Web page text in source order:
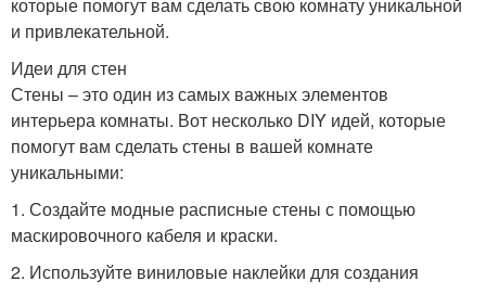
которые помогут вам сделать свою комнату уникальной
и привлекательной.
Идеи для стен
Стены – это один из самых важных элементов
интерьера комнаты. Вот несколько DIY идей, которые
помогут вам сделать стены в вашей комнате
уникальными:
1. Создайте модные расписные стены с помощью
маскировочного кабеля и краски.
2. Используйте виниловые наклейки для создания